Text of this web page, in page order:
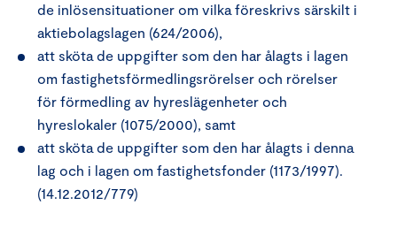
de inlösensituationer om vilka föreskrivs särskilt i
aktiebolagslagen (624/2006),
att sköta de uppgifter som den har ålagts i lagen
om fastighetsförmedlingsrörelser och rörelser
för förmedling av hyreslägenheter och
hyreslokaler (1075/2000), samt
att sköta de uppgifter som den har ålagts i denna
lag och i lagen om fastighetsfonder (1173/1997).
(14.12.2012/779)